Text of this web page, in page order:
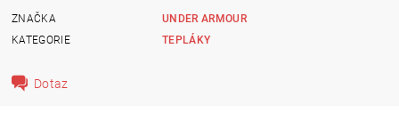
ZNAČKA
UNDER ARMOUR
KATEGORIE
TEPLÁKY
Dotaz